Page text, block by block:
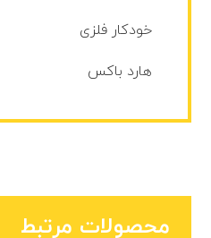
خودکار فلزی
هارد باکس
محصولات مرتبط